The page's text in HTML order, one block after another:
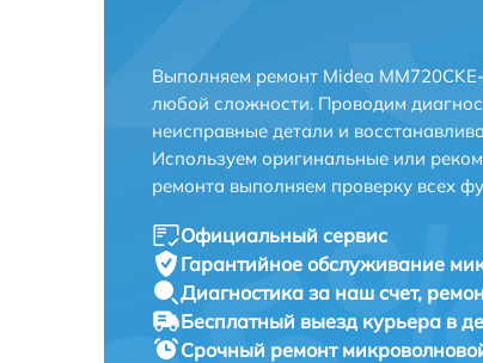
Выполняем ремонт Midea
любой сложности. Проводим
неисправные детали и
Используем оригинальные или
ремонта выполняем проверку всех
Официальный сервис
Гарантийное обслуживание
Диагностика за наш счет,
Бесплатный выезд курьера в
Срочный ремонт